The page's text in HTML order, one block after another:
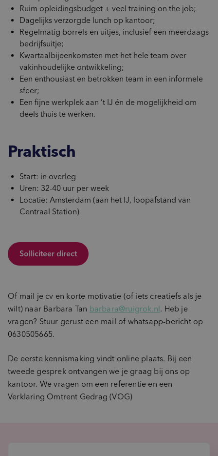
Ruim opleidingsbudget + veel training on the job;
Dagelijks verzorgde lunch op kantoor;
Regelmatig borrels en uitjes, inclusief een meerdaags
bedrijfsuitje;
Kwartaalbijeenkomsten met het hele team over
vakinhoudelijke ontwikkeling;
Een enthousiast en betrokken team in een informele
sfeer;
Een fijne werkplek aan ’t IJ én de mogelijkheid om
deels thuis te werken.
Praktisch
Start: in overleg
Uren: 32-40 uur per week
Locatie: Amsterdam (aan het IJ, loopafstand van
Centraal Station)
Solliciteer direct
Of mail je cv en korte motivatie (of iets creatiefs als je
wilt) naar Barbara Tan barbara@ruigrok.nl. Heb je
vragen? Stuur gerust een mail of whatsapp-bericht op
0630505665.
De eerste kennismaking vindt online plaats. Bij een
tweede gesprek ontvangen we je graag bij ons op
kantoor. We vragen om een referentie en een
Verklaring Omtrent Gedrag (VOG)